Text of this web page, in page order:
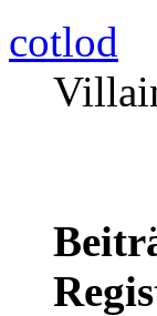
cotlod